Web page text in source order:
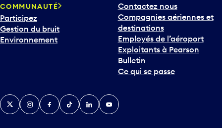
o
u
r
i
v
e
n
COMMUNAUTÉ
Participez
Gestion du bruit
Environnement
Contactez nous
Compagnies aériennes et
destinations
Employés de l’aéroport
Exploitants à Pearson
Bulletin
Ce qui se passe
TwitterInstagramFacebook
TikTokLinkedInYouTube